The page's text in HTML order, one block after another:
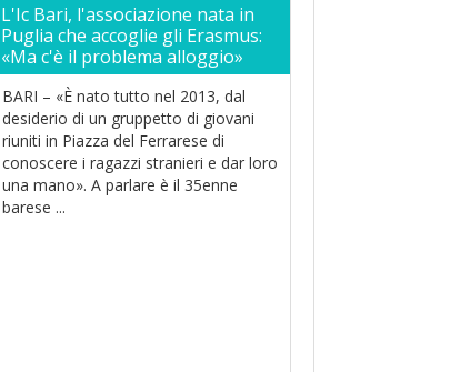
L'Ic Bari, l'associazione nata in
Puglia che accoglie gli Erasmus:
«Ma c'è il problema alloggio»
BARI – «È nato tutto nel 2013, dal
desiderio di un gruppetto di giovani
riuniti in Piazza del Ferrarese di
conoscere i ragazzi stranieri e dar loro
una mano». A parlare è il 35enne
barese ...